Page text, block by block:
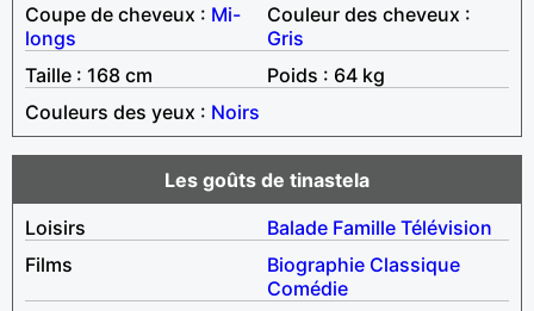
Coupe de cheveux : Mi-
longs
Couleur des cheveux :
Gris
Taille : 168 cm
Poids : 64 kg
Couleurs des yeux : Noirs
Les goûts de tinastela
Loisirs
Balade Famille Télévision
Films
Biographie Classique
Comédie